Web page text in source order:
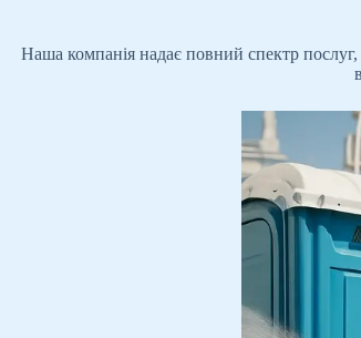
Наша компанія надає повний спектр послуг,